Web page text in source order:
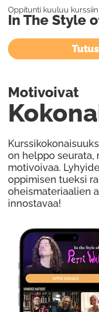
Oppitunti kuuluu kurssiin
In The Style
on helppo seurata,
motivoivaa.
oppimisen tueksi
oheismateriaalien
innostavaa!
Motivoivat